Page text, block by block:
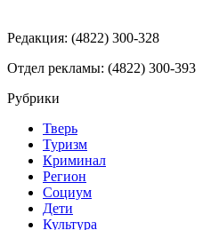
Редакция: (4822) 300-328
Отдел рекламы: (4822) 300-393
Рубрики
Тверь
Туризм
Криминал
Регион
Социум
Дети
Культура